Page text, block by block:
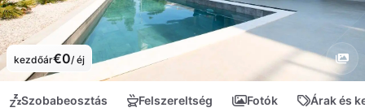
kezdőár€0/ éj
Szobabeosztás Felszereltség Fotók Árak és